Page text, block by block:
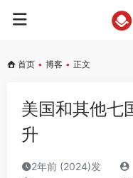
首页 • 博客 • 正文
美国和其他七
升
2年前 (2024)发